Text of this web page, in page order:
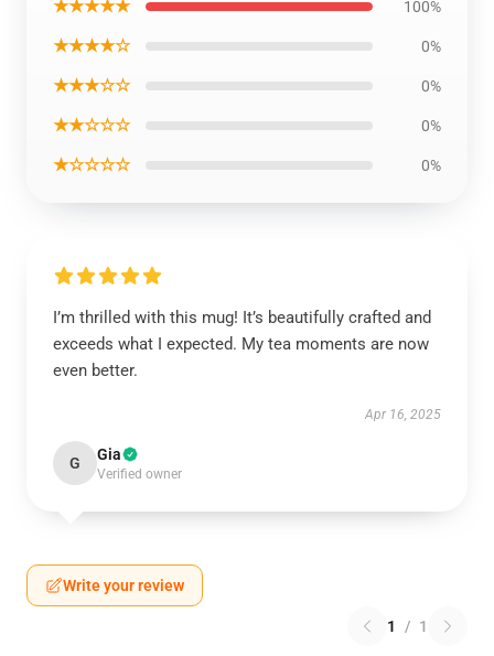
★★★★★ 100%
★★★★☆ 0%
★★★☆☆ 0%
★★☆☆☆ 0%
★☆☆☆☆ 0%
I’m thrilled with this mug! It’s beautifully crafted and
exceeds what I expected. My tea moments are now
even better.
Apr 16, 2025
G Gia
Verified owner
Write your review
1 / 1